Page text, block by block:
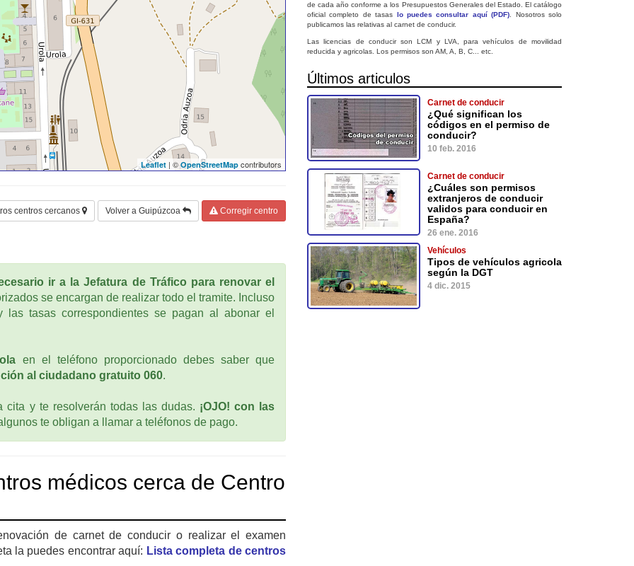
Leaflet | ©OpenStreetMap contributors
centros cercanos Volver a Guipúzcoa Corregir centro
ir a la Jefatura de Tráfico para renovar el
se encargan de realizar todo el tramite. Incluso
tasas correspondientes se pagan al abonar el
en el teléfono proporcionado debes saber que
al ciudadano gratuito 060.
cita y te resolverán todas las dudas. ¡OJO! con las
te obligan a llamar a teléfonos de pago.
médicos cerca de Centro
de carnet de conducir o realizar el examen
la puedes encontrar aquí: Lista completa de centros
de cada año conforme a los Presupuestos Generales del Estado. El catálogo
oficial completo de tasas lo puedes consultar aquí (PDF) . Nosotros solo
publicamos las relativas al carnet de conducir.
Las licencias de conducir son LCM y LVA, para vehículos de movilidad
reducida y agricolas. Los permisos son AM, A, B, C... etc.
Últimos articulos
Carnet de conducir
¿Qué significan los
códigos en el permiso de
conducir?
10 feb. 2016
Carnet de conducir
¿Cuáles son permisos
extranjeros de conducir
validos para conducir en
España?
26 ene. 2016
Vehículos
Tipos de vehículos agricola
según la DGT
4 dic. 2015